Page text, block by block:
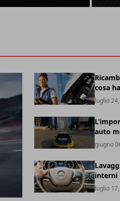
cosa
luglio
auto
giugno
interni
luglio